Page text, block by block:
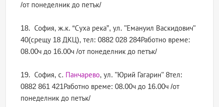
/от понеделник до петък/
18. София, ж.к. “Суха река”, ул. "Емануил Васкидович"
40(срещу 18 ДКЦ), тел: 0882 028 284Работно време:
08.00ч до 16.00ч /от понеделник до петък/
19. София, с. Панчарево, ул. "Юрий Гагарин" 8тел:
0882 861 421Работно време: 08.00ч до 16.00ч /от
понеделник до петък/